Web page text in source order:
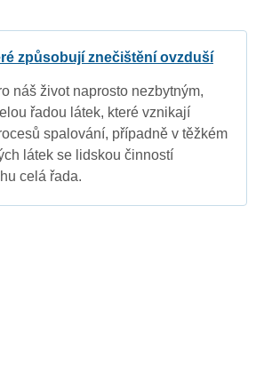
způsobují znečištění ovzduší
náš život naprosto nezbytným,
řadou látek, které vznikají
spalování, případně v těžkém
látek se lidskou činností
celá řada.